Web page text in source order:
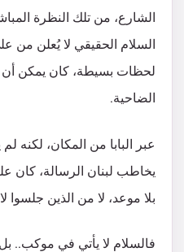
الشارع، من تلك النظرة
السلام الحقيقي لا يُعلن من
لحظات بسيطة، كان يمكن أن
الضاحية.
عبر البابا من المكان، لكنه
يخاطب لبنان الرسالة، كان
بلا موعد، لا من الذين جلسوا
فالسلام لا يأتي في موكب..